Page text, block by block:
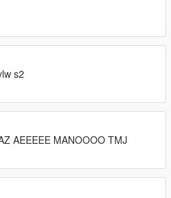
s2
AEEEEE MANOOOO TMJ